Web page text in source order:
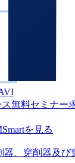
無料セミナー
を見る
器、穿削器及び